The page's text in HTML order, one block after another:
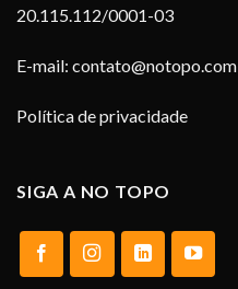
20.115.112/0001-03
E-mail: contato@notopo.com
Política de privacidade
SIGA A NO TOPO